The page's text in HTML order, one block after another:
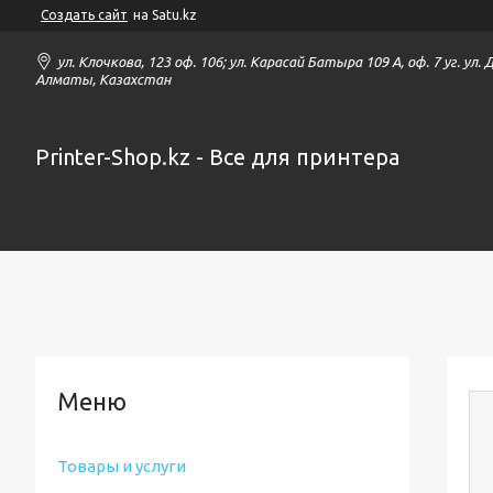
Создать сайт на Satu.kz
ул. Клочкова, 123 оф. 106; ул. Карасай Батыра 109 А, оф. 7 уг. ул.
Алматы, Казахстан
Printer-Shop.kz - Все для принтера
Товары и услуги